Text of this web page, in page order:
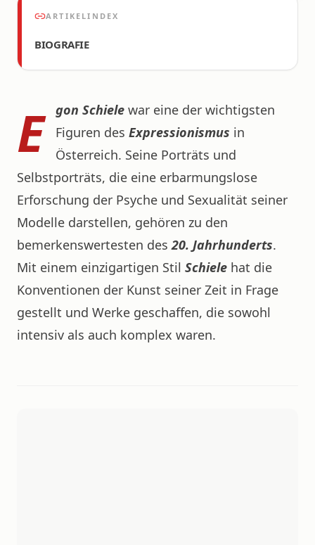
ARTIKELINDEX
BIOGRAFIE
E gon Schiele war eine der wichtigsten
Figuren des Expressionismus in
Österreich. Seine Porträts und
Selbstporträts, die eine erbarmungslose
Erforschung der Psyche und Sexualität seiner
Modelle darstellen, gehören zu den
bemerkenswertesten des20. Jahrhunderts.
Mit einem einzigartigen Stil Schiele hat die
Konventionen der Kunst seiner Zeit in Frage
gestellt und Werke geschaffen, die sowohl
intensiv als auch komplex waren.